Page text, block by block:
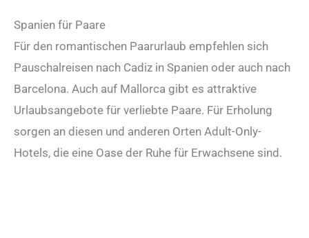
Spanien für Paare
Für den romantischen Paarurlaub empfehlen sich
Pauschalreisen nach Cadiz in Spanien oder auch nach
Barcelona. Auch auf Mallorca gibt es attraktive
Urlaubsangebote für verliebte Paare. Für Erholung
sorgen an diesen und anderen Orten Adult-Only-
Hotels, die eine Oase der Ruhe für Erwachsene sind.